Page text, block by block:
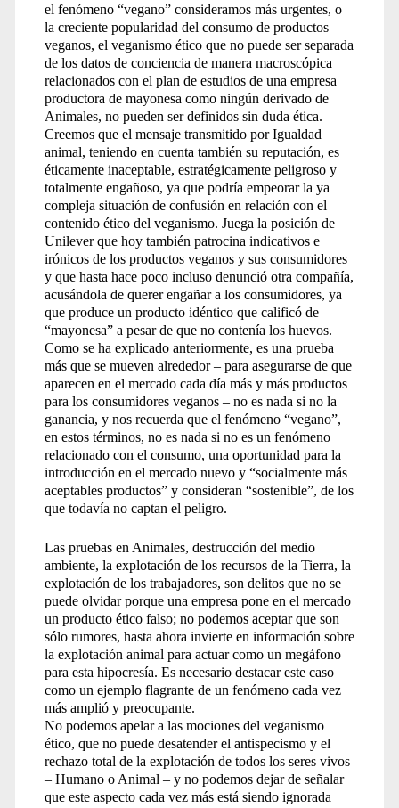
el fenómeno “vegano” consideramos más urgentes, o
la creciente popularidad del consumo de productos
veganos, el veganismo ético que no puede ser separada
de los datos de conciencia de manera macroscópica
relacionados con el plan de estudios de una empresa
productora de mayonesa como ningún derivado de
Animales, no pueden ser definidos sin duda ética.
Creemos que el mensaje transmitido por Igualdad
animal, teniendo en cuenta también su reputación, es
éticamente inaceptable, estratégicamente peligroso y
totalmente engañoso, ya que podría empeorar la ya
compleja situación de confusión en relación con el
contenido ético del veganismo. Juega la posición de
Unilever que hoy también patrocina indicativos e
irónicos de los productos veganos y sus consumidores
y que hasta hace poco incluso denunció otra compañía,
acusándola de querer engañar a los consumidores, ya
que produce un producto idéntico que calificó de
“mayonesa” a pesar de que no contenía los huevos.
Como se ha explicado anteriormente, es una prueba
más que se mueven alrededor – para asegurarse de que
aparecen en el mercado cada día más y más productos
para los consumidores veganos – no es nada si no la
ganancia, y nos recuerda que el fenómeno “vegano”,
en estos términos, no es nada si no es un fenómeno
relacionado con el consumo, una oportunidad para la
introducción en el mercado nuevo y “socialmente más
aceptables productos” y consideran “sostenible”, de los
que todavía no captan el peligro.
Las pruebas en Animales, destrucción del medio
ambiente, la explotación de los recursos de la Tierra, la
explotación de los trabajadores, son delitos que no se
puede olvidar porque una empresa pone en el mercado
un producto ético falso; no podemos aceptar que son
sólo rumores, hasta ahora invierte en información sobre
la explotación animal para actuar como un megáfono
para esta hipocresía. Es necesario destacar este caso
como un ejemplo flagrante de un fenómeno cada vez
más amplió y preocupante.
No podemos apelar a las mociones del veganismo
ético, que no puede desatender el antispecismo y el
rechazo total de la explotación de todos los seres vivos
– Humano o Animal – y no podemos dejar de señalar
que este aspecto cada vez más está siendo ignorada